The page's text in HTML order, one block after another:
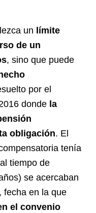
un límite
de un
, sino que puede
por el
donde la
obligación. El
tenía
tiempo de
se acercaban
fecha en la que
el convenio